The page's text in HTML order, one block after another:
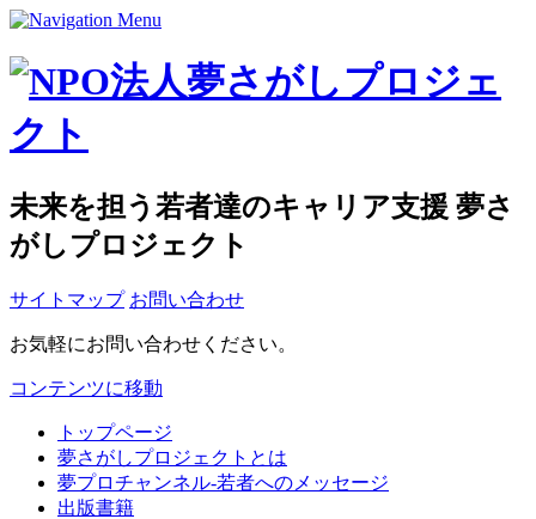
未来を担う若者達のキャリア支援 夢さ
がしプロジェクト
サイトマップ お問い合わせ
お気軽にお問い合わせください。
コンテンツに移動
トップページ
夢さがしプロジェクトとは
夢プロチャンネル-若者へのメッセージ
出版書籍